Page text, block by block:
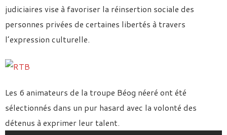
judiciaires vise à favoriser la réinsertion sociale des
personnes privées de certaines libertés à travers
l’expression culturelle.
Les 6 animateurs de la troupe Béog néeré ont été
sélectionnés dans un pur hasard avec la volonté des
détenus à exprimer leur talent.